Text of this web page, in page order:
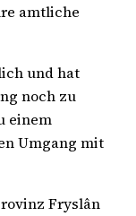
amtliche
und hat
noch zu
einem
Umgang mit
Fryslân